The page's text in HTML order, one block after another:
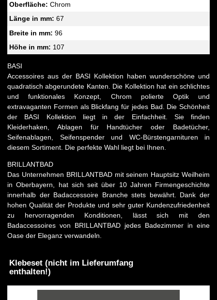
Oberfläche: Chrom
Länge in mm: 67
Breite in mm: 96
Höhe in mm: 107
BASI
Accessoires aus der BASI Kollektion haben wunderschöne und
quadratisch abgerundete Kanten. Die Kollektion hat ein schlichtes
und funktionales Konzept, Chrom polierte Optik und
extravaganten Formen als Blickfang für jedes Bad. Die Schönheit
der BASI Kollektion liegt in der Einfachheit. Sie finden
Kleiderhaken, Ablagen für Handtücher oder Badetücher,
Seifenablagen, Seifenspender und WC-Bürstengarnituren in
diesem Sortiment. Die perfekte Wahl liegt bei Ihnen.
BRILLANTBAD
Das Unternehmen BRILLANTBAD mit seinem Hauptsitz Weilheim
in Oberbayern, hat sich seit über 10 Jahren Firmengeschichte
innerhalb der Badaccessoire Branche stets bewährt. Dank der
hohen Qualität der Produkte und sehr guter Kundenzufriedenheit
zu hervorragenden Konditionen, lässt sich mit den
Badaccessoires von BRILLANTBAD jedes Badezimmer in eine
Oase der Eleganz verwandeln.
Klebeset (nicht im Lieferumfang
enthalten!)